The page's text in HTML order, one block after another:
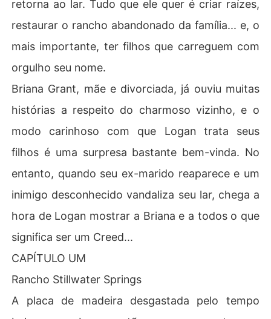
retorna ao lar. Tudo que ele quer é criar raízes,
restaurar o rancho abandonado da família... e, o
mais importante, ter filhos que carreguem com
orgulho seu nome.
Briana Grant, mãe e divorciada, já ouviu muitas
histórias a respeito do charmoso vizinho, e o
modo carinhoso com que Logan trata seus
filhos é uma surpresa bastante bem-vinda. No
entanto, quando seu ex-marido reaparece e um
inimigo desconhecido vandaliza seu lar, chega a
hora de Logan mostrar a Briana e a todos o que
significa ser um Creed...
CAPÍTULO UM
Rancho Stillwater Springs
A placa de madeira desgastada pelo tempo